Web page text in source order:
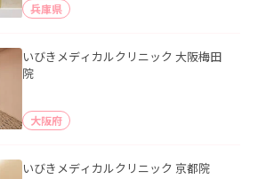
兵庫県
いびきメディカルクリニック 大阪梅田
院
大阪府
いびきメディカルクリニック 京都院